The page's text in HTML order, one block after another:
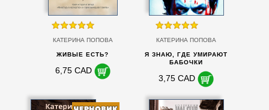
КАТЕРИНА ПОПОВА
ЖИВЫЕ ЕСТЬ?
6,75 CAD
КАТЕРИНА ПОПОВА
Я ЗНАЮ, ГДЕ УМИРАЮТ
БАБОЧКИ
3,75 CAD